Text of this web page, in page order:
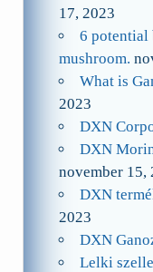
17, 2023
6 potential
mushroom.
What is
2023
DXN
DXN
november 15,
DXN
2023
DXN
Lelki